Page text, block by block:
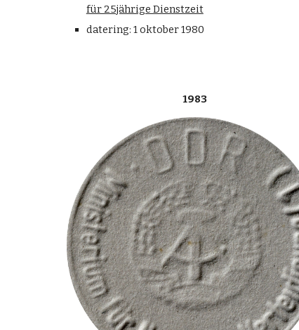
für 25jährige Dienstzeit
datering: 1 oktober 1980
1983